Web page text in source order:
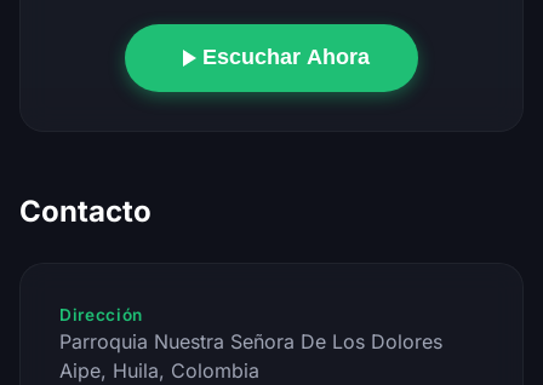
Escuchar Ahora
Contacto
Dirección
Parroquia Nuestra Señora De Los Dolores
Aipe, Huila, Colombia